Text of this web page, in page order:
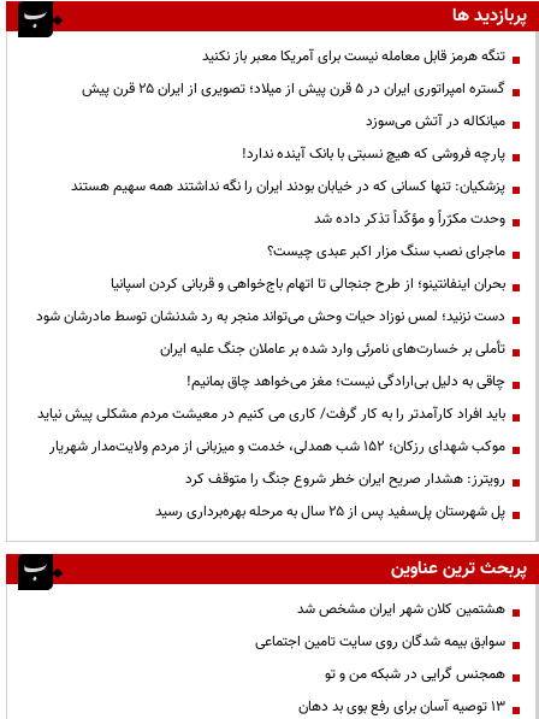
پربازدید ها
تنگه هرمز قابل معامله نیست برای آمریکا معبر باز نکنید
گستره امپراتوری ایران در ۵ قرن پیش از میلاد؛ تصویری از ایران ۲۵ قرن پیش
میانکاله در آتش می‌سوزد
پارچه فروشی که هیچ نسبتی با بانک آینده ندارد!
پزشکیان: تنها کسانی که در خیابان بودند ایران را نگه نداشتند همه سهیم هستند
وحدت مکرّراً و مؤکّداً تذکر داده شد
ماجرای نصب سنگ مزار اکبر عبدی چیست؟
بحران اینفانتینو؛ از طرح جنجالی تا اتهام باج‌خواهی و قربانی کردن اسپانیا
دست نزنید؛ لمس نوزاد حیات وحش می‌تواند منجر به رد شدنشان توسط مادرشان شود
تأملی بر خسارت‌های نامرئی وارد شده بر عاملان جنگ علیه ایران
چاقی به دلیل بی‌ارادگی نیست؛ مغز می‌خواهد چاق بمانیم!
باید افراد کارآمدتر را به کار گرفت/ کاری می کنیم در معیشت مردم مشکلی پیش نیاید
موکب شهدای رزکان؛ ۱۵۲ شب همدلی، خدمت و میزبانی از مردم ولایت‌مدار شهریار
رویترز: هشدار صریح ایران خطر شروع جنگ را متوقف کرد
پل شهرستان پل‌سفید پس از ۲۵ سال به مرحله بهره‌برداری رسید
پربحث ترین عناوین
هشتمین کلان شهر ایران مشخص شد
سوابق بیمه شدگان روی سایت تامین اجتماعی
همجنس گرایی در شبکه من و تو
13 توصیه آسان برای رفع بوی بد دهان